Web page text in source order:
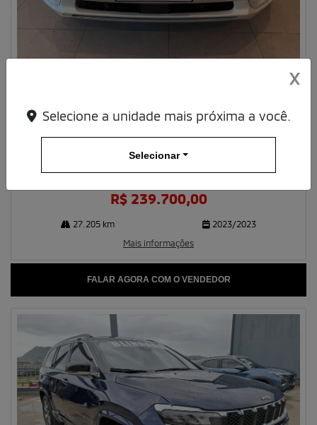
JEEP COMMANDER 2.0 TD380 TURBO DIESEL OVERLAND AT9
R$ 239.700,00
27.205 km
2023/2023
Mais informações
FALAR AGORA COM O VENDEDOR
X
Selecione a unidade mais próxima a você.
Selecionar